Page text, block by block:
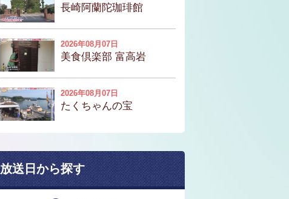
長崎阿蘭陀珈琲館
2026年08月07日
美食倶楽部 富高岩
2026年08月07日
たくちゃんの宝
放送日から探す